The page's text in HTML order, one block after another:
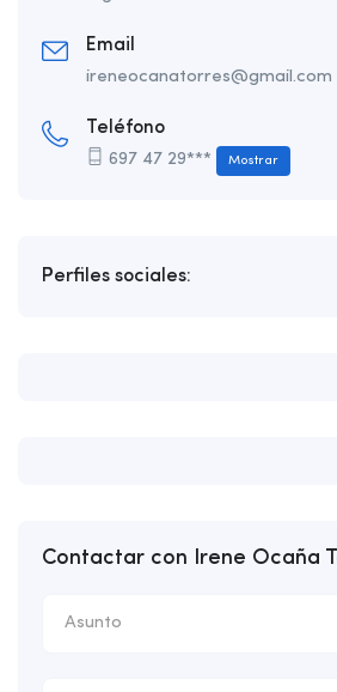
Email
ireneocanatorres@gmail.com
Teléfono
697 47 29*** Mostrar
Perfiles sociales:
Contactar con Irene Ocaña